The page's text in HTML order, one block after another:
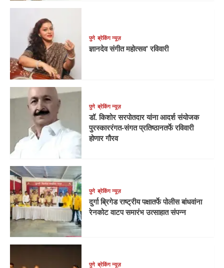
पुणे ब्रेकिंग न्यूज़
ज्ञानदेव संगीत महोत्सव’ रविवारी
पुणे ब्रेकिंग न्यूज़
डॉ. किशोर सरपोतदार यांना आदर्श संयोजक
पुरस्काररंगत-संगत प्रतिष्ठानतर्फे रविवारी
होणार गौरव
पुणे ब्रेकिंग न्यूज़
दुर्गा ब्रिगेड राष्ट्रीय पक्षातर्फे पोलीस बांधवांना
रेनकोट वाटप समारंभ उत्साहात संपन्न
पुणे ब्रेकिंग न्यूज़